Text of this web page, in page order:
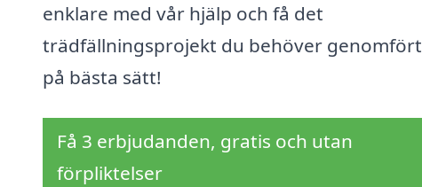
enklare med vår hjälp och få det
trädfällningsprojekt du behöver genomfört
på bästa sätt!
Få 3 erbjudanden, gratis och utan
förpliktelser